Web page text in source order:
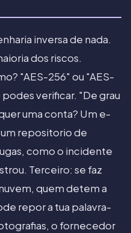
inversa de nada.
dos riscos.
"AES-256" ou "AES-
verificar. "De grau
uma conta? Um e-
repositorio de
como o incidente
Terceiro: se faz
quem detem a
repor a tua palavra-
o fornecedor